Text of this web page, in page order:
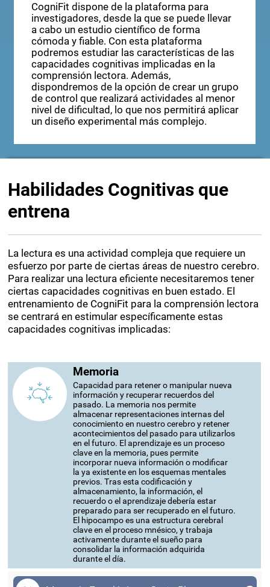
CogniFit dispone de la plataforma para
investigadores, desde la que se puede llevar
a cabo un estudio científico de forma
cómoda y fiable. Con esta plataforma
podremos estudiar las características de las
capacidades cognitivas implicadas en la
comprensión lectora. Además,
dispondremos de la opción de crear un grupo
de control que realizará actividades al menor
nivel de dificultad, lo que nos permitirá aplicar
un diseño experimental más complejo.
Habilidades Cognitivas que
entrena
La lectura es una actividad compleja que requiere un
esfuerzo por parte de ciertas áreas de nuestro cerebro.
Para realizar una lectura eficiente necesitaremos tener
ciertas capacidades cognitivas en buen estado. El
entrenamiento de CogniFit para la comprensión lectora
se centrará en estimular específicamente estas
capacidades cognitivas implicadas:
Memoria
Capacidad para retener o manipular nueva
información y recuperar recuerdos del
pasado. La memoria nos permite
almacenar representaciones internas del
conocimiento en nuestro cerebro y retener
acontecimientos del pasado para utilizarlos
en el futuro. El aprendizaje es un proceso
clave en la memoria, pues permite
incorporar nueva información o modificar
la ya existente en los esquemas mentales
previos. Tras esta codificación y
almacenamiento, la información, el
recuerdo o el aprendizaje debería estar
preparado para ser recuperado en el futuro.
El hipocampo es una estructura cerebral
clave en el proceso mnésico, y trabaja
activamente durante el sueño para
consolidar la información adquirida
durante el día.